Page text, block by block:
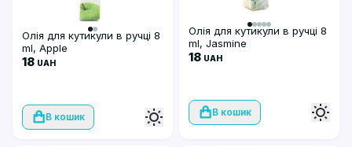
Олія для кутикули в ручці 8
ml, Apple
18 UAH
В кошик
Олія для кутикули в ручці 8
ml, Jasmine
18 UAH
В кошик